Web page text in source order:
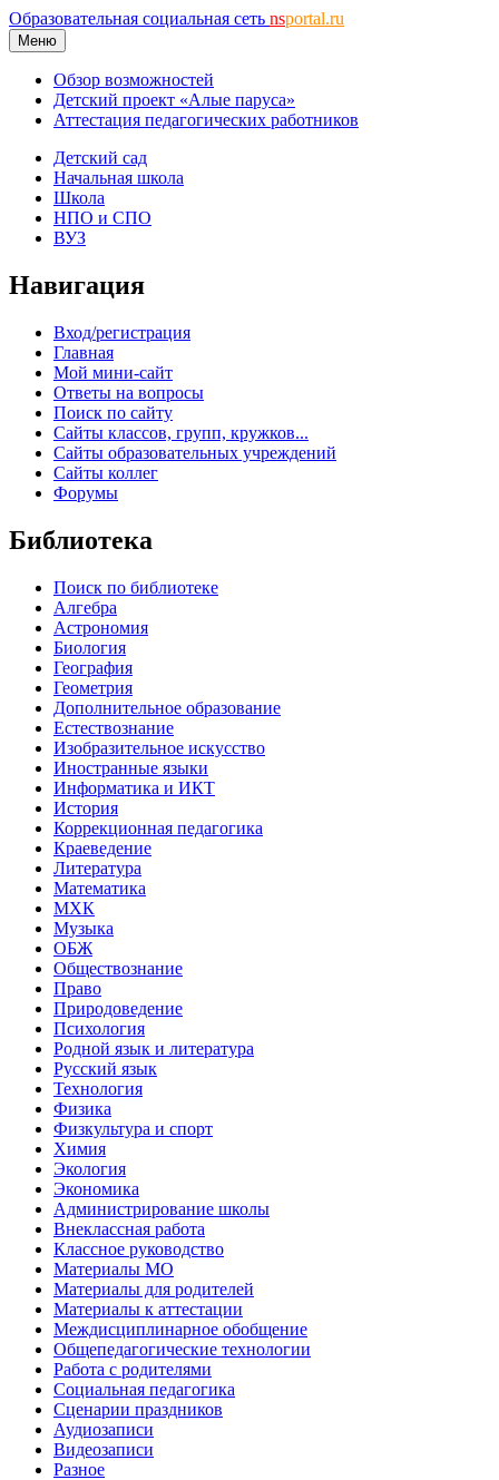
Образовательная социальная сеть nsportal.ru
Меню
Обзор возможностей
Детский проект «Алые паруса»
Аттестация педагогических работников
Детский сад
Начальная школа
Школа
НПО и СПО
ВУЗ
Навигация
Вход/регистрация
Главная
Мой мини-сайт
Ответы на вопросы
Поиск по сайту
Сайты классов, групп, кружков...
Сайты образовательных учреждений
Сайты коллег
Форумы
Библиотека
Поиск по библиотеке
Алгебра
Астрономия
Биология
География
Геометрия
Дополнительное образование
Естествознание
Изобразительное искусство
Иностранные языки
Информатика и ИКТ
История
Коррекционная педагогика
Краеведение
Литература
Математика
МХК
Музыка
ОБЖ
Обществознание
Право
Природоведение
Психология
Родной язык и литература
Русский язык
Технология
Физика
Физкультура и спорт
Химия
Экология
Экономика
Администрирование школы
Внеклассная работа
Классное руководство
Материалы МО
Материалы для родителей
Материалы к аттестации
Междисциплинарное обобщение
Общепедагогические технологии
Работа с родителями
Социальная педагогика
Сценарии праздников
Аудиозаписи
Видеозаписи
Разное